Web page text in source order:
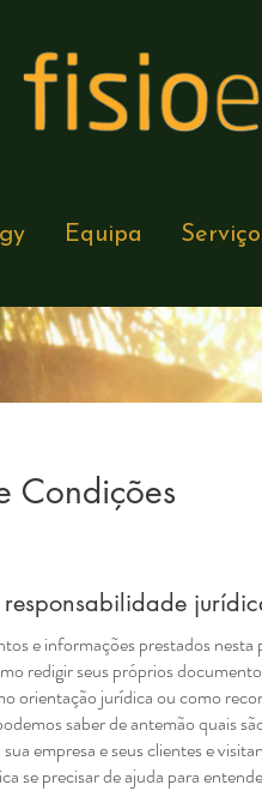
Equipa
Condições
responsabilidade
e informações prestados
redigir seus próprios
orientação jurídica ou como
saber de antemão quais
empresa e seus clientes e
se precisar de ajuda para